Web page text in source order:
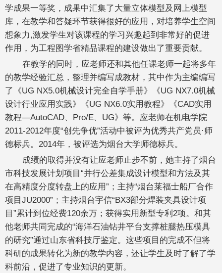
学成果一等奖，成果中汇集了大量立体模型及网上模型
库，在教学和答疑环节获得很好的应用，对培养学生空间
想象力,激发学生对该课程的学习兴趣起到非常好的促进
作用，为工程图学省精品课程的建设做出了重要贡献。
在教学的同时，应老师还和其他任课老师一起将多年
的教学经验汇总，整理并编写成教材，其中作为主编编写
了《UG NX5.0机械设计完全自学手册》《UG NX7.0机械
设计行业应用实践》《UG NX6.0实用教程》《CAD实用
教程—AutoCAD、Pro/E、UG》等。应老师在机电学院
2011-2012年度“创先争优”活动中被评为优秀共产党员·师
德标兵。2014年，被评选为烟台大学师德标兵。
成绩的取得并没有让应老师止步不前，她主持了烟台
市科技发展计划项目“并行公差集成设计模型和方法及其
在高精度分度转盘上的应用”；主持“烟台莱福士船厂合作
项目JU2000”；主持烟台宇信“BX3部分焊装夹具设计项
目”累计到位经费120余万；获得实用新型专利2项。和其
他老师共同完成的“海洋石油钻井平台支撑桩腿热压模具
的研究”通过山东省科技厅鉴定。这些项目的完成不但将
科研的成果转化为新的教学内容，还让学生及时了解了学
科前沿，促进了专业知识的更新。